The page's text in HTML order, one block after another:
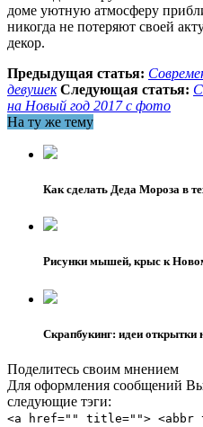
доме уютную атмосферу
никогда не потеряют своей
декор.
Предыдущая статья:
девушек Следующая статья:
на Новый год 2017 с фото
На ту же тему
Как сделать Деда Мороза в
Рисунки мышей, крыс к
Скрапбукинг: идеи открытки
Поделитесь своим мнением
Для оформления сообщений
следующие тэги:
<a href="" title=""> <abbr